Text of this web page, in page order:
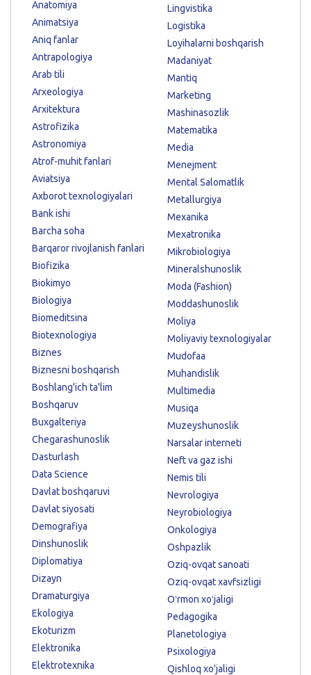
Anatomiya
Animatsiya
Aniq fanlar
Antrapologiya
Arab tili
Arxeologiya
Arxitektura
Astrofizika
Astronomiya
Atrof-muhit fanlari
Aviatsiya
Axborot texnologiyalari
Bank ishi
Barcha soha
Barqaror rivojlanish fanlari
Biofizika
Biokimyo
Biologiya
Biomeditsina
Biotexnologiya
Biznes
Biznesni boshqarish
Boshlang'ich ta'lim
Boshqaruv
Buxgalteriya
Chegarashunoslik
Dasturlash
Data Science
Davlat boshqaruvi
Davlat siyosati
Demografiya
Dinshunoslik
Diplomatiya
Dizayn
Dramaturgiya
Ekologiya
Ekoturizm
Elektronika
Elektrotexnika
Lingvistika
Logistika
Loyihalarni boshqarish
Madaniyat
Mantiq
Marketing
Mashinasozlik
Matematika
Media
Menejment
Mental Salomatlik
Metallurgiya
Mexanika
Mexatronika
Mikrobiologiya
Mineralshunoslik
Moda (Fashion)
Moddashunoslik
Moliya
Moliyaviy texnologiyalar
Mudofaa
Muhandislik
Multimedia
Musiqa
Muzeyshunoslik
Narsalar interneti
Neft va gaz ishi
Nemis tili
Nevrologiya
Neyrobiologiya
Onkologiya
Oshpazlik
Oziq-ovqat sanoati
Oziq-ovqat xavfsizligi
Oʻrmon xoʻjaligi
Pedagogika
Planetologiya
Psixologiya
Qishloq xo'jaligi